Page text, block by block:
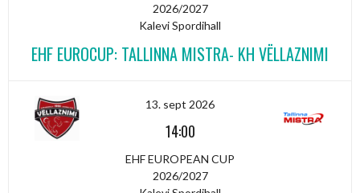
2026/2027
Kalevi Spordihall
EHF EUROCUP: TALLINNA MISTRA- KH VËLLAZNIMI
13. sept 2026
14:00
EHF EUROPEAN CUP
2026/2027